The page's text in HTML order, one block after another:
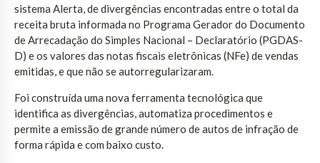
sistema Alerta, de divergências encontradas entre o total da
receita bruta informada no Programa Gerador do Documento
de Arrecadação do Simples Nacional – Declaratório (PGDAS-
D) e os valores das notas fiscais eletrônicas (NFe) de vendas
emitidas, e que não se autorregularizaram.
Foi construída uma nova ferramenta tecnológica que
identifica as divergências, automatiza procedimentos e
permite a emissão de grande número de autos de infração de
forma rápida e com baixo custo.